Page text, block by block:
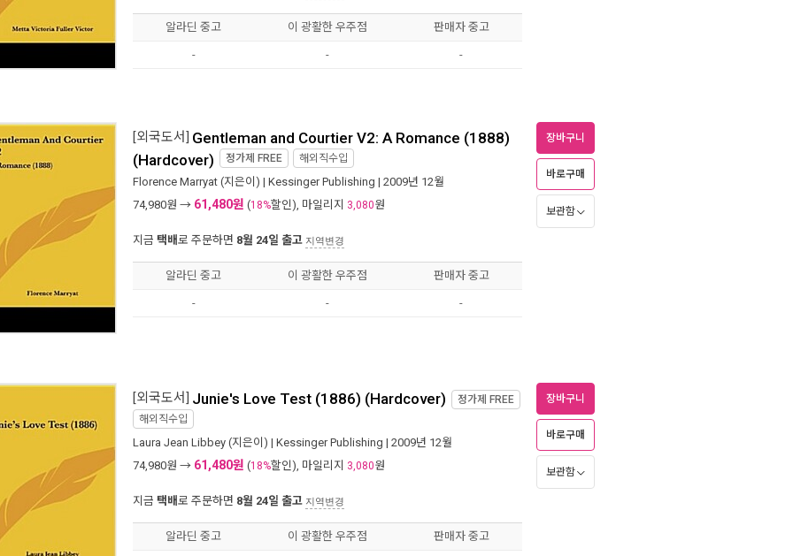
알라딘 중고 이 광활한 우주점 판매자 중고
- - -
[외국도서] Gentleman and Courtier V2: A Romance (1888)
(Hardcover) 정가제 FREE 해외직수입
Florence Marryat (지은이) | Kessinger Publishing | 2009년 12월
74,980원 → 61,480원 (18%할인), 마일리지 3,080원
지금 택배로 주문하면 8월 24일 출고 지역변경
장바구니
바로구매
보관함
알라딘 중고 이 광활한 우주점 판매자 중고
- - -
[외국도서] Junie's Love Test (1886) (Hardcover) 정가제 FREE
해외직수입
Laura Jean Libbey (지은이) | Kessinger Publishing | 2009년 12월
74,980원 → 61,480원 (18%할인), 마일리지 3,080원
지금 택배로 주문하면 8월 24일 출고 지역변경
장바구니
바로구매
보관함
알라딘 중고 이 광활한 우주점 판매자 중고